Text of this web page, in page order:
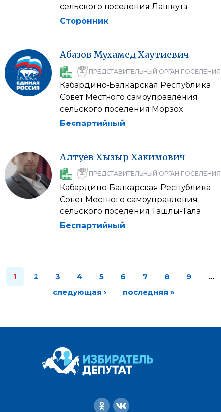
сельского поселения Лашкута
Сторонник
Абазов МухамедХаутиевич
ПРЕДСТАВИТЕЛЬНЫЙ ОРГАН ПОСЕЛЕНИЯ
Кабардино-Балкарская Республика
Совет Местного самоуправления
сельского поселения Морзох
Беспартийный
Алтуев Хызыр Хакимович
ПРЕДСТАВИТЕЛЬНЫЙ ОРГАН ПОСЕЛЕНИЯ
Кабардино-Балкарская Республика
Совет Местного самоуправления
сельского поселения Ташлы-Тала
Беспартийный
1 2 3 4 5 6 7 8 9
…
следующая ›
последняя »